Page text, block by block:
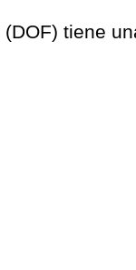
tiene